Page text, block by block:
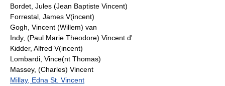
Bordet, Jules (Jean Baptiste Vincent)
Forrestal, James V(incent)
Gogh, Vincent (Willem) van
Indy, (Paul Marie Theodore) Vincent d'
Kidder, Alfred V(incent)
Lombardi, Vince(nt Thomas)
Massey, (Charles) Vincent
Millay, Edna St. Vincent